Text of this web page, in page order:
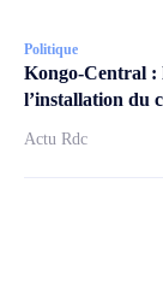
Politique
Kongo-Central :
l’installation du
Actu Rdc